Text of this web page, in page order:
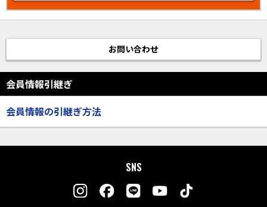
お問い合わせ
会員情報引継ぎ
会員情報の引継ぎ方法
SNS